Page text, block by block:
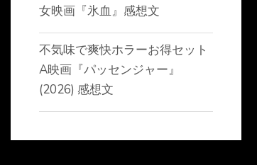
女映画『氷血』感想文
不気味で爽快ホラーお得セット
A映画『パッセンジャー』
(2026) 感想文